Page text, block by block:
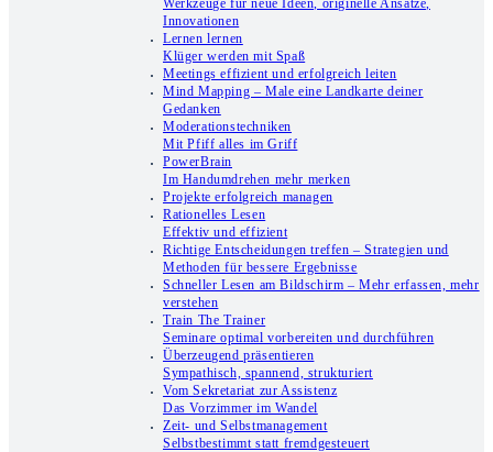
Werkzeuge für neue Ideen, originelle Ansätze,
Innovationen
Lernen lernen
Klüger werden mit Spaß
Meetings effizient und erfolgreich leiten
Mind Mapping – Male eine Landkarte deiner
Gedanken
Moderationstechniken
Mit Pfiff alles im Griff
PowerBrain
Im Handumdrehen mehr merken
Projekte erfolgreich managen
Rationelles Lesen
Effektiv und effizient
Richtige Entscheidungen treffen – Strategien und
Methoden für bessere Ergebnisse
Schneller Lesen am Bildschirm – Mehr erfassen, mehr
verstehen
Train The Trainer
Seminare optimal vorbereiten und durchführen
Überzeugend präsentieren
Sympathisch, spannend, strukturiert
Vom Sekretariat zur Assistenz
Das Vorzimmer im Wandel
Zeit- und Selbstmanagement
Selbstbestimmt statt fremdgesteuert